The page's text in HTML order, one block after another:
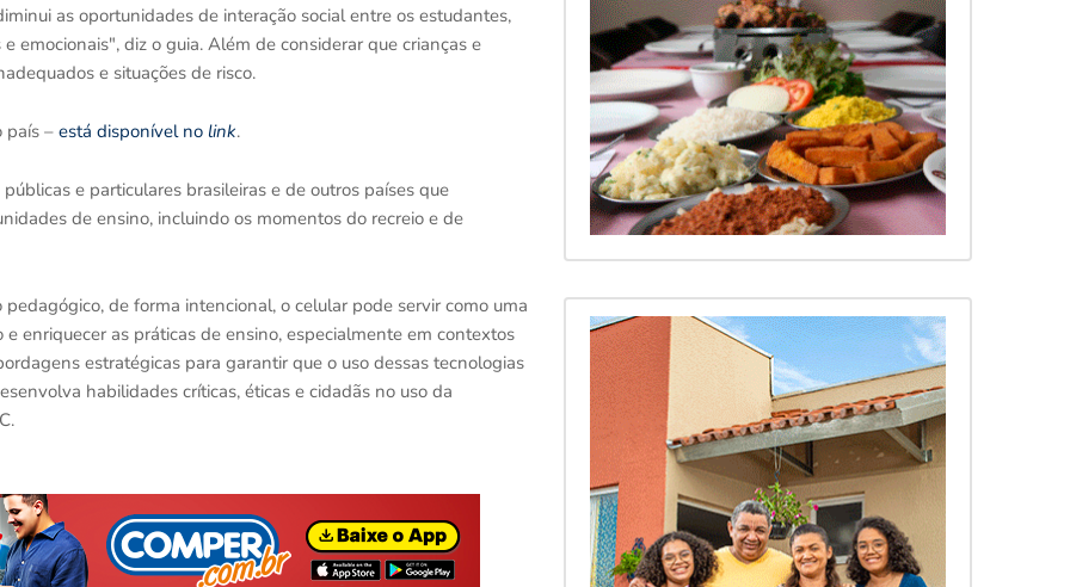
as oportunidades de interação social entre os estudantes,
emocionais", diz o guia. Além de considerar que crianças e
e situações de risco.
país – está disponível no link.
e particulares brasileiras e de outros países que
de ensino, incluindo os momentos do recreio e de
de forma intencional, o celular pode servir como uma
enriquecer as práticas de ensino, especialmente em contextos
estratégicas para garantir que o uso dessas tecnologias
habilidades críticas, éticas e cidadãs no uso da